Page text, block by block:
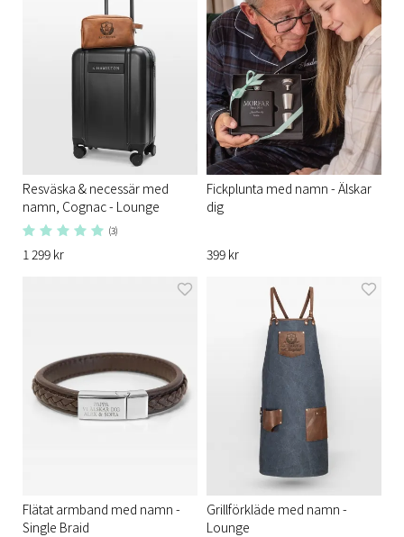
Resväska & necessär med
namn, Cognac - Lounge
(3)
1 299 kr
Fickplunta med namn - Älskar
dig
399 kr
Flätat armband med namn -
Single Braid
Grillförkläde med namn -
Lounge